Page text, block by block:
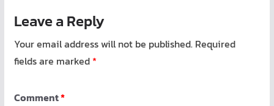
Leave a Reply
Your email address will not be published. Required
fields are marked *
Comment*